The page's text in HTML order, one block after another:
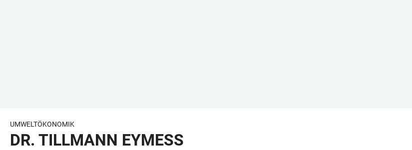
UMWELTÖKONOMIK
DR. TILLMANN EYMESS